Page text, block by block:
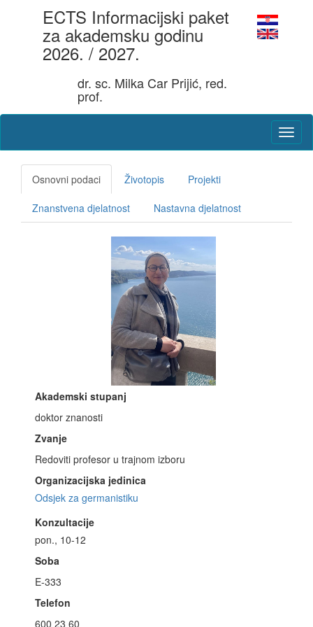
ECTS Informacijski paket
za akademsku godinu
2026. / 2027.
dr. sc. Milka Car Prijić, red.
prof.
Osnovni podaci Životopis Projekti
Znanstvena djelatnost Nastavna djelatnost
Akademski stupanj
doktor znanosti
Zvanje
Redoviti profesor u trajnom izboru
Organizacijska jedinica
Odsjek za germanistiku
Konzultacije
pon., 10-12
Soba
E-333
Telefon
600 23 60